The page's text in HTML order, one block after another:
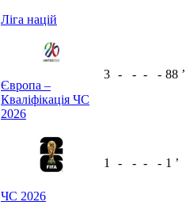
Ліга націй
Європа –
Кваліфікація ЧС
2026
3 - - - - 88 ʼ
ЧС 2026
1 - - - - 1 ʼ